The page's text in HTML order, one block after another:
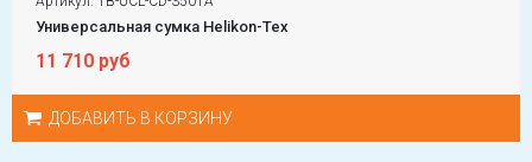
Универсальная сумка Helikon-Tex
11 710 руб
ДОБАВИТЬ В КОРЗИНУ